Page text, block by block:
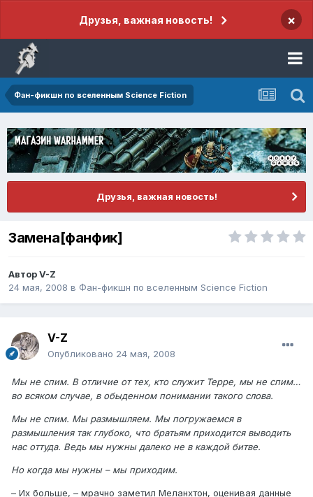
Друзья, важная новость! ×
Фан-фикшн по вселенным Science Fiction
Друзья, важная новость!
Замена[фанфик]
АвторV-Z
24 мая, 2008 в Фан-фикшн по вселенным Science Fiction
V-Z
Опубликовано 24 мая, 2008
Мы не спим. В отличие от тех, кто служит Терре, мы не спим…
во всяком случае, в обыденном понимании такого слова.
Мы не спим. Мы размышляем. Мы погружаемся в
размышления так глубоко, что братьям приходится выводить
нас оттуда. Ведь мы нужны далеко не в каждой битве.
Но когда мы нужны – мы приходим.
– Их больше, – мрачно заметил Меланхтон, оценивая данные